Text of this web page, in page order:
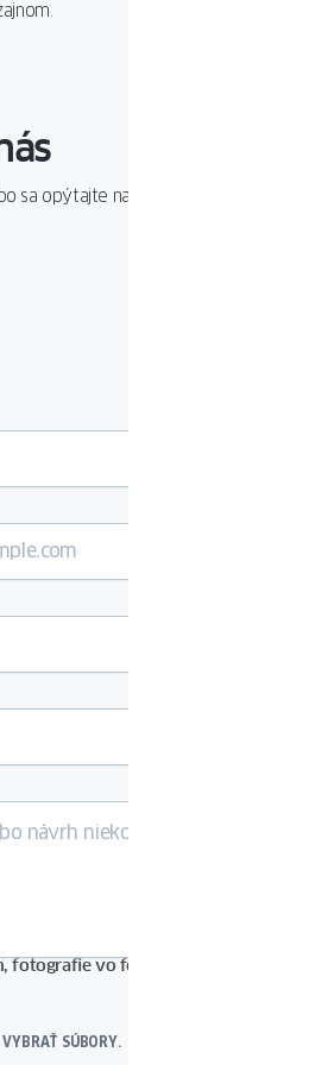
sa opýtajte na produkt. Sme Vám k
vo formáte PDF, DOCX, JPG
VYBRAŤ SÚBORY.